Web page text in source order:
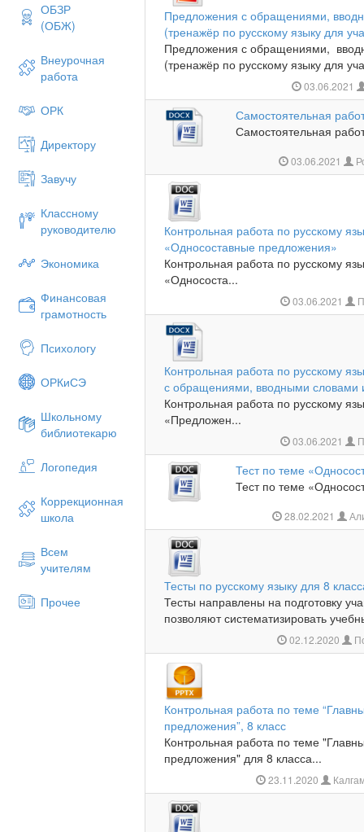
ОБЗР
(ОБЖ)
Внеурочная
работа
ОРК
Директору
Завучу
Классному
руководителю
Экономика
Финансовая
грамотность
Психологу
ОРКиСЭ
Школьному
библиотекарю
Логопедия
Коррекционная
школа
Всем
учителям
Прочее
Предложения с обращениями,
(тренажёр по русскому языку для
Предложения с обращениями,
(тренажёр по русскому языку для
03.06.2021
Самостоятельная
Самостоятельная
03.06.2021
Контрольная работа по русскому
«Односоставные предложения»
Контрольная работа по русскому
«Однососта...
03.06.2021
Контрольная работа по русскому
с обращениями, вводными
Контрольная работа по русскому
«Предложен...
03.06.2021
Тест по теме
Тест по теме
28.02.2021
Тесты по русскому языку для 8
Тесты направлены на подготовку
позволяют систематизировать
02.12.2020
Контрольная работа по теме
предложения”, 8 класс
Контрольная работа по теме
предложения" для 8 класса...
23.11.2020